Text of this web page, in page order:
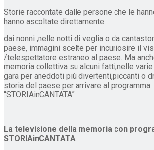
Storie raccontate dalle persone che le
hanno ascoltate direttamente
dai nonni ,nelle notti di veglia o da
paese, immagini scelte per incuriosire il
/telespettatore estraneo al paese. Ma
memoria collettiva su alcuni fatti,nelle
gara per aneddoti più divertenti,piccanti o
storia del paese per arrivare al programma
“STORIAinCANTATA”
La televisione della memoria con
STORIAinCANTATA